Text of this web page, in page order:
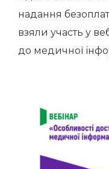
надання
взяли участь у
до медичної